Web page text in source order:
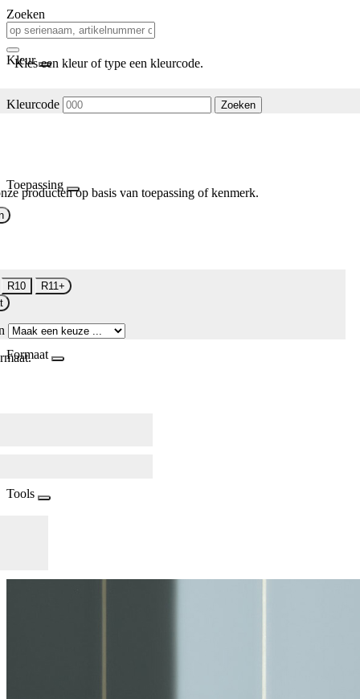
Zoeken
Kleur
Kies een kleur of type een kleurcode.
Kleurcode Zoeken
Toepassing
producten op basis van toepassing of kenmerk.
R10
R11+
Formaat
Tools